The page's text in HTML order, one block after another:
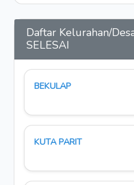
Daftar Kelurahan/
SELESAI
BEKULAP
KUTA PARIT